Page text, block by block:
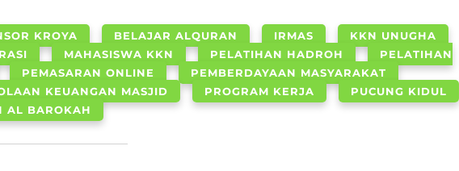
KROYA BELAJAR ALQURAN IRMAS
KKN UNUGHA
MAHASISWA KKN PELATIHAN HADROH
PELATIHAN
PEMASARAN ONLINE
PEMBERDAYAAN MASYARAKAT
KEUANGAN MASJID
PROGRAM KERJA
PUCUNG KIDUL
AL BAROKAH